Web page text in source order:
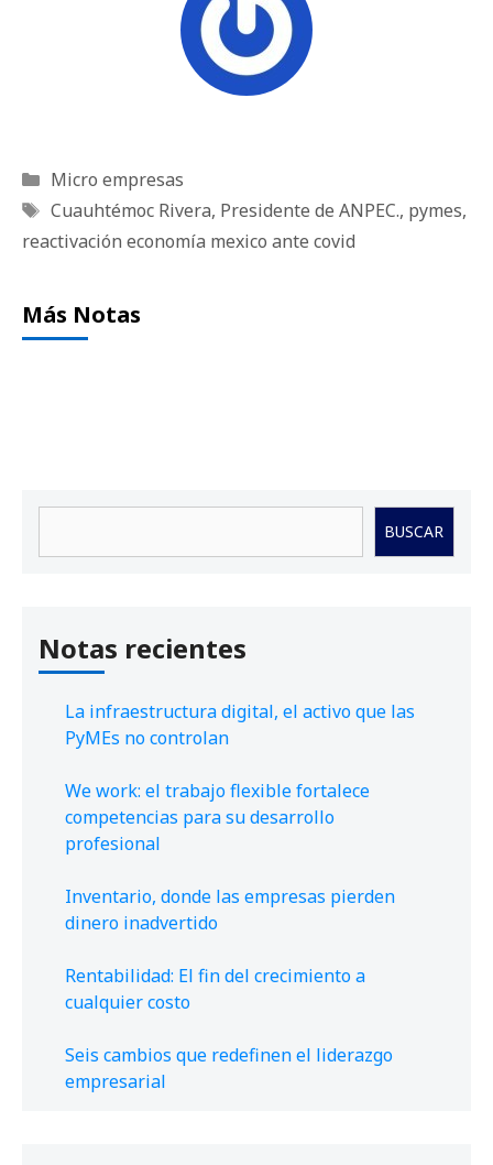
Categorías
Micro empresas
Etiquetas
Cuauhtémoc Rivera, Presidente de ANPEC., pymes,
reactivación economía mexico ante covid
Más Notas
BUSCAR
Notas recientes
La infraestructura digital, el activo que las
PyMEs no controlan
We work: el trabajo flexible fortalece
competencias para su desarrollo
profesional
Inventario, donde las empresas pierden
dinero inadvertido
Rentabilidad: El fin del crecimiento a
cualquier costo
Seis cambios que redefinen el liderazgo
empresarial